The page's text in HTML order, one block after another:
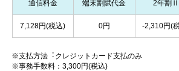
通信料金 端末割賦代金 2年割Ⅱ
7,128円(税込) 0円 -2,310円(
※支払方法︓クレジットカード支払のみ
※事務手数料：3,300円(税込)